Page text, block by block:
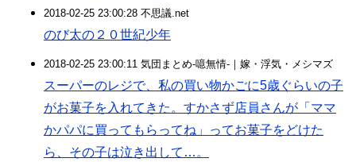
2018-02-25 23:00:28 不思議.net
のび太の２０世紀少年
2018-02-25 23:00:11 気団まとめ-噫無情-｜嫁・浮気・メシマズ
スーパーのレジで、私の買い物かごに5歳ぐらいの子
がお菓子を入れてきた。すかさず店員さんが「ママ
かパパに買ってもらってね」ってお菓子をどけた
ら、その子は泣き出して…。